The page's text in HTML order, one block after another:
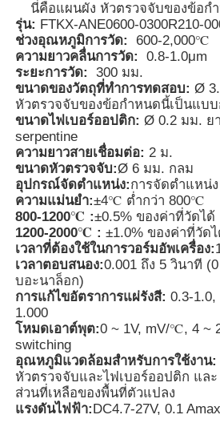
บ้าน
ผลิตภัณฑ์
วิดีโอ
เกี่ยวกับเรา
ทัวร์โรงงาน
ควบคุมคุณภาพ
ติดต่อเรา
ข่าว
นี่คือแผนผัง หัวตรวจจับของข้อก
รุ่น: FTKX-ANE0600-0300R210-
ช่วงอุณหภูมิการวัด:
600-2,000℃
ความยาวคลื่นการวัด:
0.8-1.0μm
ระยะการวัด:
300 มม.
ขนาดของวัตถุที่ทำการทดสอบ: Ø
หัวตรวจจับของข้อกำหนดนี้เป็นแบ
ขนาดไฟเบอร์ออปติก: Ø 0.2 มม. ย
serpentine
ความยาวสายเชื่อมต่อ: 2 ม.
ขนาดหัวตรวจจับ:Ø 6 มม. กลม
อุปกรณ์จัดตำแหน่ง:การจัดตำแหน่ง
ความแม่นยำ:±4℃ ต่ำกว่า 800℃
800-1200℃ :±0.5% ของค่าที่วัดได้
1200-2000℃ :±1.0% ของค่าที่วัด
เวลาที่ต้องใช้ในการวอร์มอัพเครื่อง:
เวลาตอบสนอง:0.001 ถึง 5 วินาที
บอะนาล็อก)
การแก้ไขอัตราการแผ่รังสี: 0.3-1.0,
1.000
โหมดเอาต์พุต:0 ~ 1V, mV/℃, 4 ~
switching
อุณหภูมิแวดล้อมสำหรับการใช้งาน:
หัวตรวจจับและไฟเบอร์ออปติก แล
ส่วนที่เหลือของพื้นที่ตัวแปลง
แรงดันไฟฟ้า: DC4.7-27V, 0.1 Amax